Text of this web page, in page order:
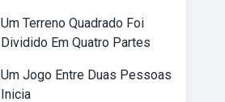
Um Terreno Quadrado Foi
Dividido Em Quatro Partes
Um Jogo Entre Duas Pessoas
Inicia